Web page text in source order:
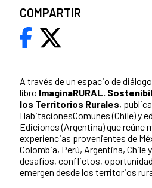
A través de un espacio de
libro ImaginaRURAL.
los Territorios Rurales,
HabitacionesComunes (Chile) y
Ediciones (Argentina) que reúne
experiencias provenientes de
Colombia, Perú, Argentina, Chile
desafíos, conflictos,
emergen desde los territorios
COMPARTIR